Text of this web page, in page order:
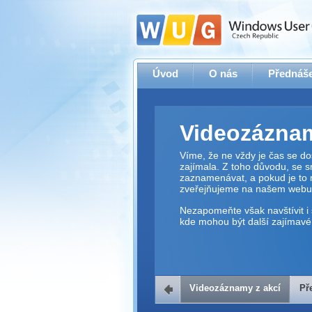
Úvod O nás
Víme, že ne vždy je čas se
zajímala. Z toho důvodu, se
zaznamenávat, a pokud je to
zveřejňujeme na našem webu.
Nezapomeňte však navštívit i
kde mohou být další zajímavé
Přehrávač
Videozáznamy z akcí